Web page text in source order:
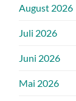
August 2026
Juli 2026
Juni 2026
Mai 2026